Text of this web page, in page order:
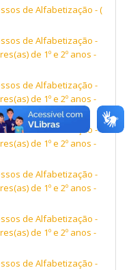
de Alfabetização - (
de Alfabetização -
de 1º e 2º anos -
de Alfabetização -
de 1º e 2º anos -
de Alfabetização -
de 1º e 2º anos -
de Alfabetização -
de 1º e 2º anos -
de Alfabetização -
de 1º e 2º anos -
de Alfabetização -